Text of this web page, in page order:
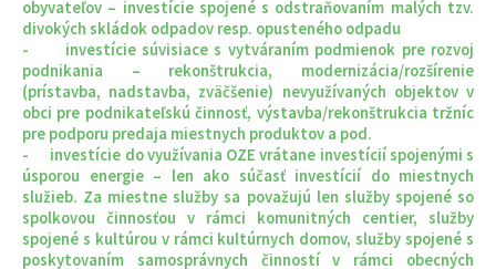
obyvateľov – investície spojené s odstraňovaním malých tzv.
divokých skládok odpadov resp. opusteného odpadu
- investície súvisiace s vytváraním podmienok pre rozvoj
podnikania – rekonštrukcia, modernizácia/rozšírenie
(prístavba, nadstavba, zväčšenie) nevyužívaných objektov v
obci pre podnikateľskú činnosť, výstavba/rekonštrukcia tržníc
pre podporu predaja miestnych produktov a pod.
- investície do využívania OZE vrátane investícií spojenými s
úsporou energie – len ako súčasť investícií do miestnych
služieb. Za miestne služby sa považujú len služby spojené so
spolkovou činnosťou v rámci komunitných centier, služby
spojené s kultúrou v rámci kultúrnych domov, služby spojené s
poskytovaním samosprávnych činností v rámci obecných